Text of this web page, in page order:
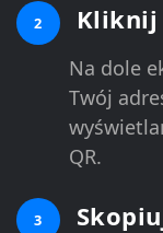
2 Kliknij
Na dole
Twój
QR.
3